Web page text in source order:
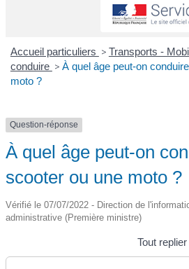
Accueil particuliers > Transports -
conduire > À quel âge peut-on
moto ?
Question-réponse
À quel âge peut-on
scooter ou une moto ?
Vérifié le 07/07/2022 - Direction de
administrative (Première ministre)
Tout replier